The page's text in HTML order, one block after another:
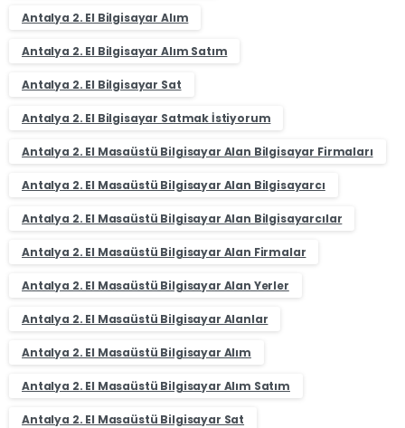
Antalya 2. El Bilgisayar Alım
Antalya 2. El Bilgisayar Alım Satım
Antalya 2. El Bilgisayar Sat
Antalya 2. El Bilgisayar Satmak İstiyorum
Antalya 2. El Masaüstü Bilgisayar Alan Bilgisayar Firmaları
Antalya 2. El Masaüstü Bilgisayar Alan Bilgisayarcı
Antalya 2. El Masaüstü Bilgisayar Alan Bilgisayarcılar
Antalya 2. El Masaüstü Bilgisayar Alan Firmalar
Antalya 2. El Masaüstü Bilgisayar Alan Yerler
Antalya 2. El Masaüstü Bilgisayar Alanlar
Antalya 2. El Masaüstü Bilgisayar Alım
Antalya 2. El Masaüstü Bilgisayar Alım Satım
Antalya 2. El Masaüstü Bilgisayar Sat